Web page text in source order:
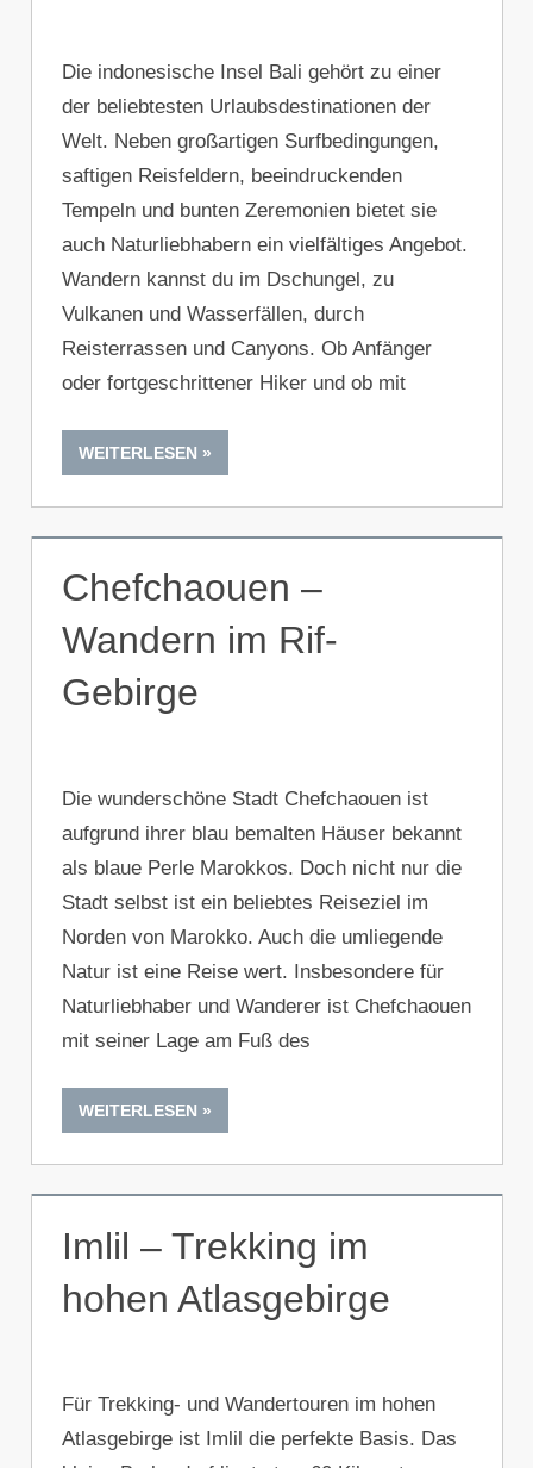
Die indonesische Insel Bali gehört zu einer
der beliebtesten Urlaubsdestinationen der
Welt. Neben großartigen Surfbedingungen,
saftigen Reisfeldern, beeindruckenden
Tempeln und bunten Zeremonien bietet sie
auch Naturliebhabern ein vielfältiges Angebot.
Wandern kannst du im Dschungel, zu
Vulkanen und Wasserfällen, durch
Reisterrassen und Canyons. Ob Anfänger
oder fortgeschrittener Hiker und ob mit
WEITERLESEN
Chefchaouen –
Wandern im Rif-
Gebirge
Die wunderschöne Stadt Chefchaouen ist
aufgrund ihrer blau bemalten Häuser bekannt
als blaue Perle Marokkos. Doch nicht nur die
Stadt selbst ist ein beliebtes Reiseziel im
Norden von Marokko. Auch die umliegende
Natur ist eine Reise wert. Insbesondere für
Naturliebhaber und Wanderer ist Chefchaouen
mit seiner Lage am Fuß des
WEITERLESEN
Imlil – Trekking im
hohen Atlasgebirge
Für Trekking- und Wandertouren im hohen
Atlasgebirge ist Imlil die perfekte Basis. Das